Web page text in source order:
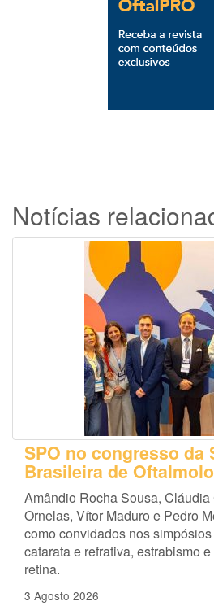
Notícias
SPO no congresso da
Brasileira de
Amândio Rocha Sousa,
Ornelas, Vítor Maduro e Pedro
como convidados nos
catarata e refrativa, estrabismo
retina.
3 Agosto 2026